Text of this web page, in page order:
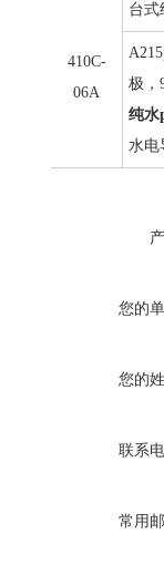
410C-
06A
台式
极，
纯水
水电
您的
您的
联系
常用